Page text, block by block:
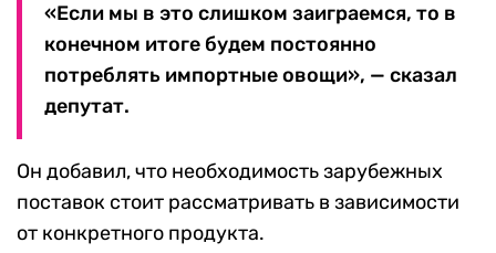
«Если мы в это слишком заиграемся, то в
конечном итоге будем постоянно
потреблять импортные овощи», — сказал
депутат.
Он добавил, что необходимость зарубежных
поставок стоит рассматривать в зависимости
от конкретного продукта.